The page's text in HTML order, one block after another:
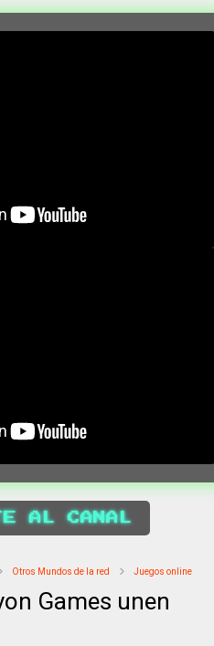
AL CANAL
Otros Mundos de la red Juegos online
Games unen